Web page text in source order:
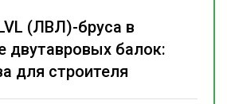
(ЛВЛ)-бруса в
двутавровых балок:
для строителя